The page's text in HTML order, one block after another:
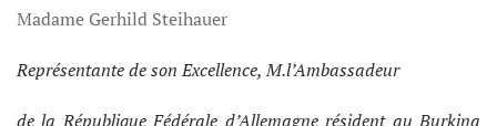
Madame Gerhild Steihauer
Représentante de son Excellence, M.l’Ambassadeur
de la République Fédérale d’Allemagne résident au Burkina